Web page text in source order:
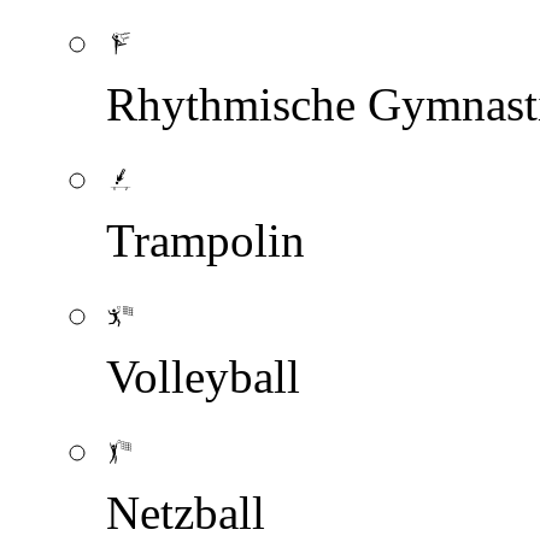
Rhythmische
Trampolin
Volleyball
Netzball